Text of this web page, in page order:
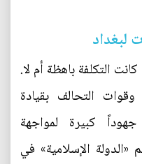
لبغداد
التكلفة باهظة أم لا.
التحالف بقيادة
كبيرة لمواجهة
الإسلامية» في